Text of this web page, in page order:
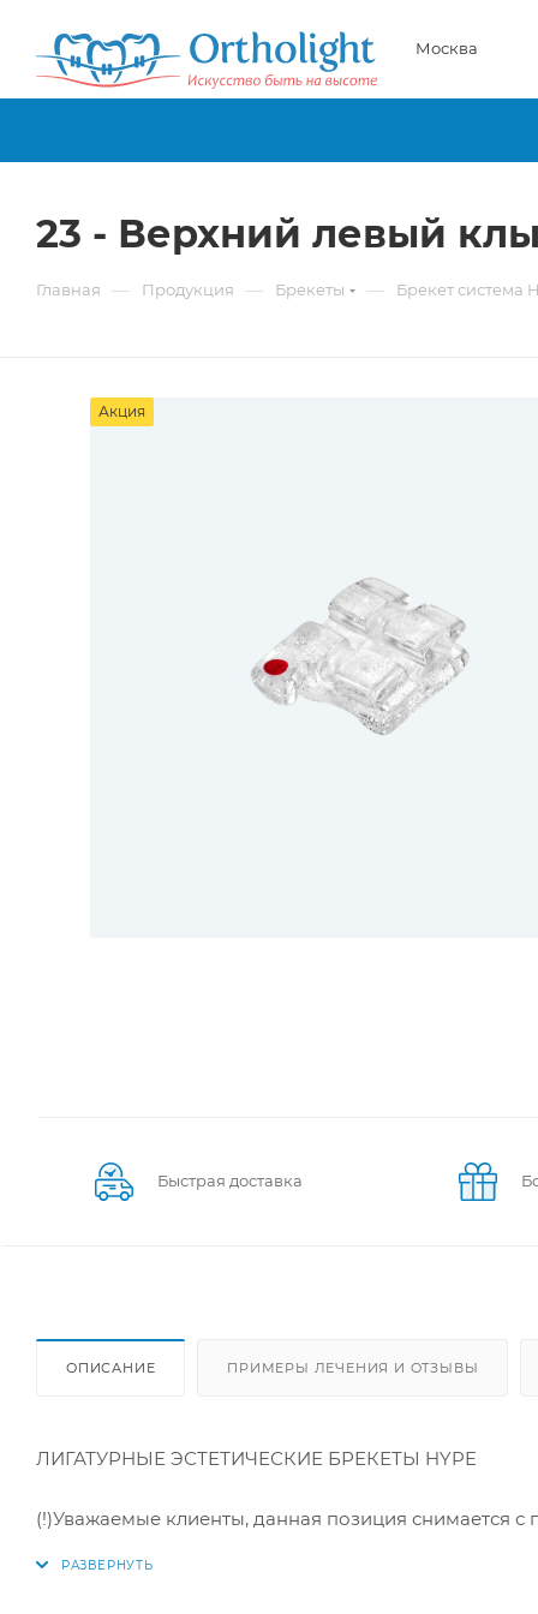
Москва
23 - Верхний левый
Главная — Продукция — Брекеты — Брекет система
Акция
Быстрая доставка
ОПИСАНИЕ ПРИМЕРЫ ЛЕЧЕНИЯ И ОТЗЫВЫ
ЛИГАТУРНЫЕ ЭСТЕТИЧЕСКИЕ БРЕКЕТЫ HYPE
(!)Уважаемые клиенты, данная позиция снимается с